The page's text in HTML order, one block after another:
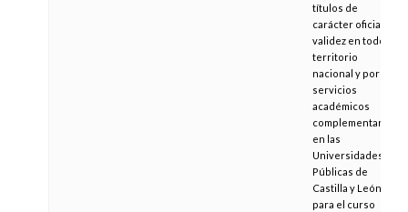
títulos de
carácter oficial y
validez en todo el
territorio
nacional y por
servicios
académicos
complementarios
en las
Universidades
Públicas de
Castilla y León
para el curso